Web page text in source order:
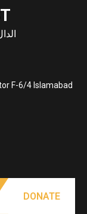
F-6/4 Islamabad
DONATE